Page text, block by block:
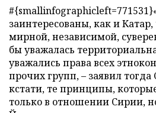
заинтересованы, как и
мирной, независимой,
бы уважалась
уважались права всех
прочих групп, – заявил тогда
кстати, те принципы,
только в отношении Сирии,